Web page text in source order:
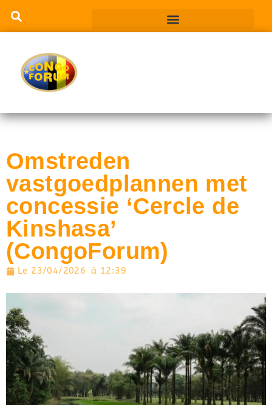
Omstreden
vastgoedplannen met
concessie ‘Cercle de
Kinshasa’
(CongoForum)
Le 23/04/2026 à 12:39